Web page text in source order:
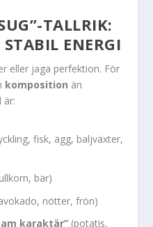
TALLRIK:
ENERGI
eller jaga perfektion. För
komposition än
är:
fisk, ägg, baljväxter,
bär)
nötter, frön)
karaktär” (potatis,